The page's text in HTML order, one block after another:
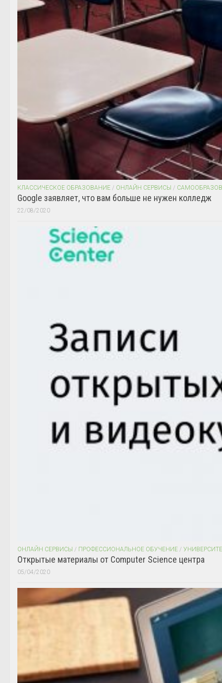
КЛАССИЧЕСКОЕ ОБРАЗОВАНИЕ / ОНЛАЙН СЕРВИСЫ /
Google заявляет, что вам больше не нужен колледж
22/08/2020
ОНЛАЙН СЕРВИСЫ / ПРОФЕССИОНАЛЬНОЕ ОБУЧЕНИЕ /
Открытые материалы от Computer Science центра
05/04/2020